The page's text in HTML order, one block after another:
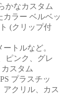
かなカスタム
カラー ベルベッ
(クリップ付
トルなど。
ピンク、グレ
スタム
プラスチッ
アクリル、カス